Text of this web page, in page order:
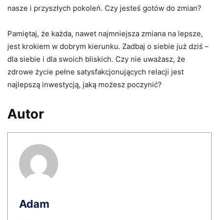
nasze i przyszłych pokoleń. Czy jesteś gotów do zmian?
Pamiętaj, że każda, nawet najmniejsza zmiana na lepsze,
jest krokiem w dobrym kierunku. Zadbaj o siebie już dziś –
dla siebie i dla swoich bliskich. Czy nie uważasz, że
zdrowe życie pełne satysfakcjonujących relacji jest
najlepszą inwestycją, jaką możesz poczynić?
Autor
Adam